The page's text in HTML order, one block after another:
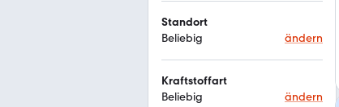
Standort
Beliebig
ändern
Kraftstoffart
Beliebig
ändern